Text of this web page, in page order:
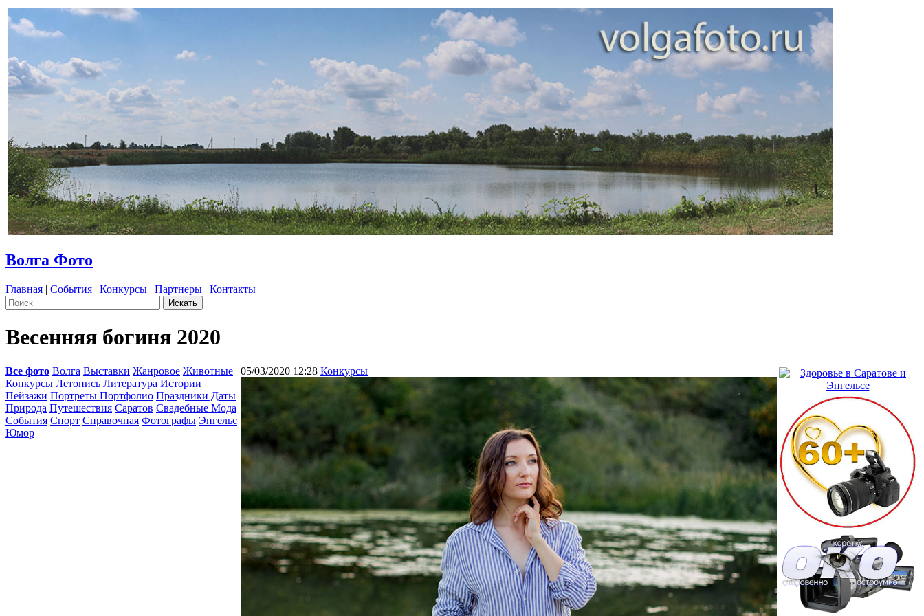
Волга Фото
Главная | События | Конкурсы | Партнеры | Контакты
Весенняя богиня 2020
Все фото Волга Выставки Жанровое Животные
Конкурсы Летопись Литература Истории
Пейзажи Портреты Портфолио Праздники Даты
Природа Путешествия Саратов Свадебные Мода
События Спорт Справочная Фотографы Энгельс
Юмор
05/03/2020 12:28 Конкурсы